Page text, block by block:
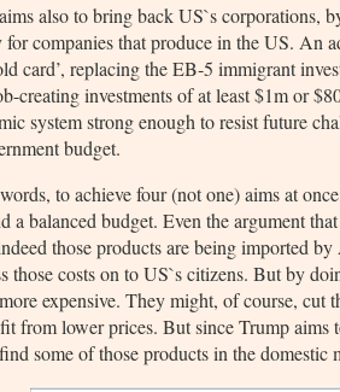
also to bring back US`s
companies that produce in the US. An
card’, replacing the EB-5 immigrant
creating investments of at least $1m or
system strong enough to resist future
budget.
to achieve four (not one) aims at
a balanced budget. Even the argument
those products are being imported
those costs on to US`s citizens. But by
expensive. They might, of course,
from lower prices. But since Trump aims
some of those products in the